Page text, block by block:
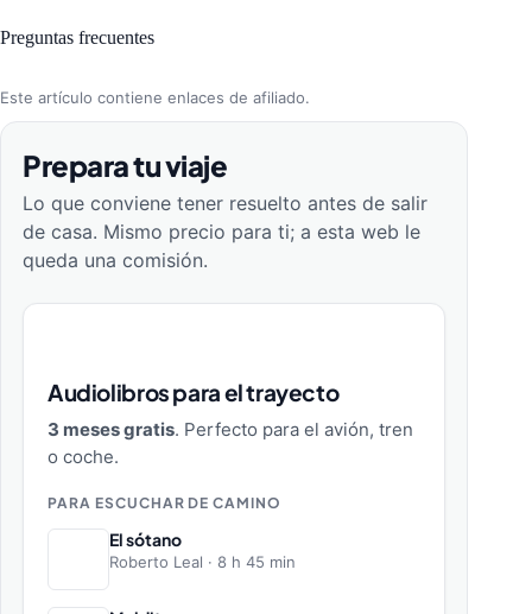
Preguntas frecuentes
Este artículo contiene enlaces de afiliado.
Prepara tu viaje
Lo que conviene tener resuelto antes de salir
de casa. Mismo precio para ti; a esta web le
queda una comisión.
Audiolibros para el trayecto
3 meses gratis. Perfecto para el avión, tren
o coche.
PARA ESCUCHAR DE CAMINO
El sótano
Roberto Leal · 8 h 45 min